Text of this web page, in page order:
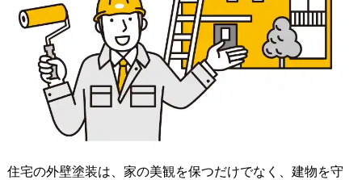
住宅の外壁塗装は、家の美観を保つだけでなく、建物を守